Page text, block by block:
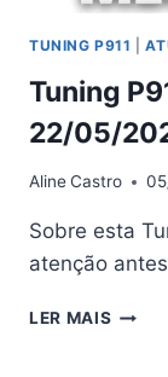
TUNING P911 |
Tuning
22/05/
AlineCastro
Sobre esta
atenção
LER MAIS